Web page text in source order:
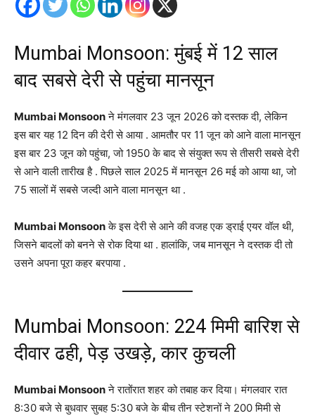
Mumbai Monsoon: मुंबई में 12 साल
बाद सबसे देरी से पहुंचा मानसून
Mumbai Monsoonने मंगलवार 23 जून 2026 को दस्तक दी, लेकिन
इस बार यह 12 दिन की देरी से आया . आमतौर पर 11 जून को आने वाला मानसून
इस बार 23 जून को पहुंचा, जो 1950 के बाद से संयुक्त रूप से तीसरी सबसे देरी
से आने वाली तारीख है . पिछले साल 2025 में मानसून 26 मई को आया था, जो
75 सालों में सबसे जल्दी आने वाला मानसून था .
Mumbai Monsoonके इस देरी से आने की वजह एक ड्राई एयर वॉल थी,
जिसने बादलों को बनने से रोक दिया था . हालांकि, जब मानसून ने दस्तक दी तो
उसने अपना पूरा कहर बरपाया .
Mumbai Monsoon: 224 मिमी बारिश से
दीवार ढही, पेड़ उखड़े, कार कुचली
Mumbai Monsoonने रातोंरात शहर को तबाह कर दिया। मंगलवार रात
8:30 बजे से बुधवार सुबह 5:30 बजे के बीच तीन स्टेशनों ने 200 मिमी से